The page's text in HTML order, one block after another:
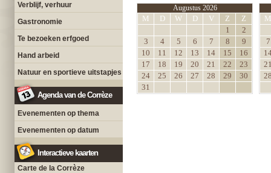
Verblijf, verhuur
Gastronomie
Te bezoeken erfgoed
Hand arbeid
Natuur en sportieve uitstapjes
Agenda van de Corrèze
Evenementen op thema
Evenementen op datum
Interactieve kaarten
Carte de la Corrèze
Augustus 2026
M D W D V Z
Z
1
2
3
4 5 6 7 8
9
10
11 12 13 14 15
16
17
18 19 20 21 22
23
24
25 26 27 28 29
30
31
M
7